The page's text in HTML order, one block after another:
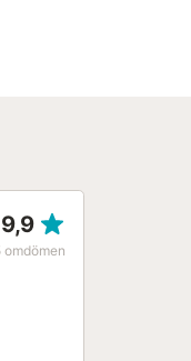
9,9
omdömen